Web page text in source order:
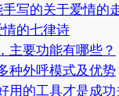
写的关于爱情的
的七律诗
主要功能有哪些？
种外呼模式及优势
用的工具才是成功